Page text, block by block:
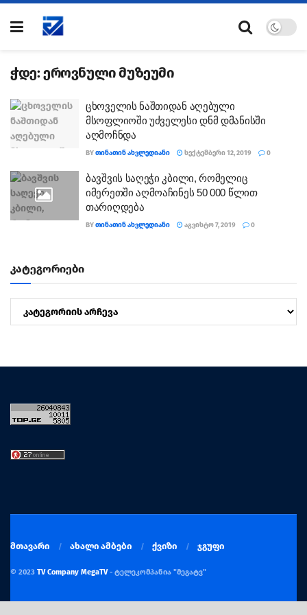
ჭდე:ეროვნული მუზეუმი
ცხოველის ნაშთიდან აღებული
მსოფლიოში უძველესი დნმ დმანისში
აღმოჩნდა
BYᲗᲘᲜᲐᲗᲘᲜ ᲐᲮᲕᲚᲔᲓᲘᲐᲜᲘ ᲡᲔᲥᲢᲔᲛᲑᲔᲠᲘ 12, 2019 0
ბავშვის საღეჭი კბილი, რომელიც
იმერეთში აღმოაჩინეს 50 000 წლით
თარიღდება
BYᲗᲘᲜᲐᲗᲘᲜ ᲐᲮᲕᲚᲔᲓᲘᲐᲜᲘ ᲐᲒᲕᲘᲡᲢᲝ 7, 2019 0
კატეგორიები
მთავარი ახალი ამბები ქვიზი ჯგუფი
© 2023 TV Company MegaTV- ტელეკომპანია "მეგატვ"